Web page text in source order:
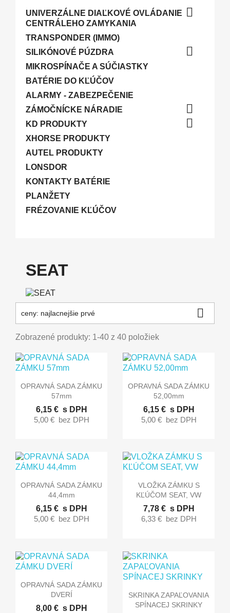
UNIVERZÁLNE DIAĽKOVÉ OVLÁDANIE
CENTRÁLEHO ZAMYKANIA

TRANSPONDER (IMMO)
SILIKÓNOVÉ PÚZDRA

MIKROSPÍNAČE A SÚČIASTKY
BATÉRIE DO KĽÚČOV
ALARMY - ZABEZPEČENIE
ZÁMOČNÍCKE NÁRADIE

KD PRODUKTY 
XHORSE PRODUKTY
AUTEL PRODUKTY
LONSDOR
KONTAKTY BATÉRIE
PLANŽETY
FRÉZOVANIE KĽÚČOV
SEAT
ceny: najlacnejšie prvé 
Zobrazené produkty: 1-40 z 40 položiek
 Rýchly náhľad
OPRAVNÁ SADA ZÁMKU
57mm
6,15 € s DPH
5,00 € bez DPH
 Rýchly náhľad
OPRAVNÁ SADA ZÁMKU
52,00mm
6,15 € s DPH
5,00 € bez DPH
 Rýchly náhľad
OPRAVNÁ SADA ZÁMKU
44,4mm
6,15 € s DPH
5,00 € bez DPH
 Rýchly náhľad
VLOŽKA ZÁMKU S
KĽÚČOM SEAT, VW
7,78 € s DPH
6,33 € bez DPH
 Rýchly náhľad
OPRAVNÁ SADA ZÁMKU
DVERÍ
8,00 € s DPH
 Rýchly náhľad
SKRINKA ZAPAĽOVANIA
SPÍNACEJ SKRINKY